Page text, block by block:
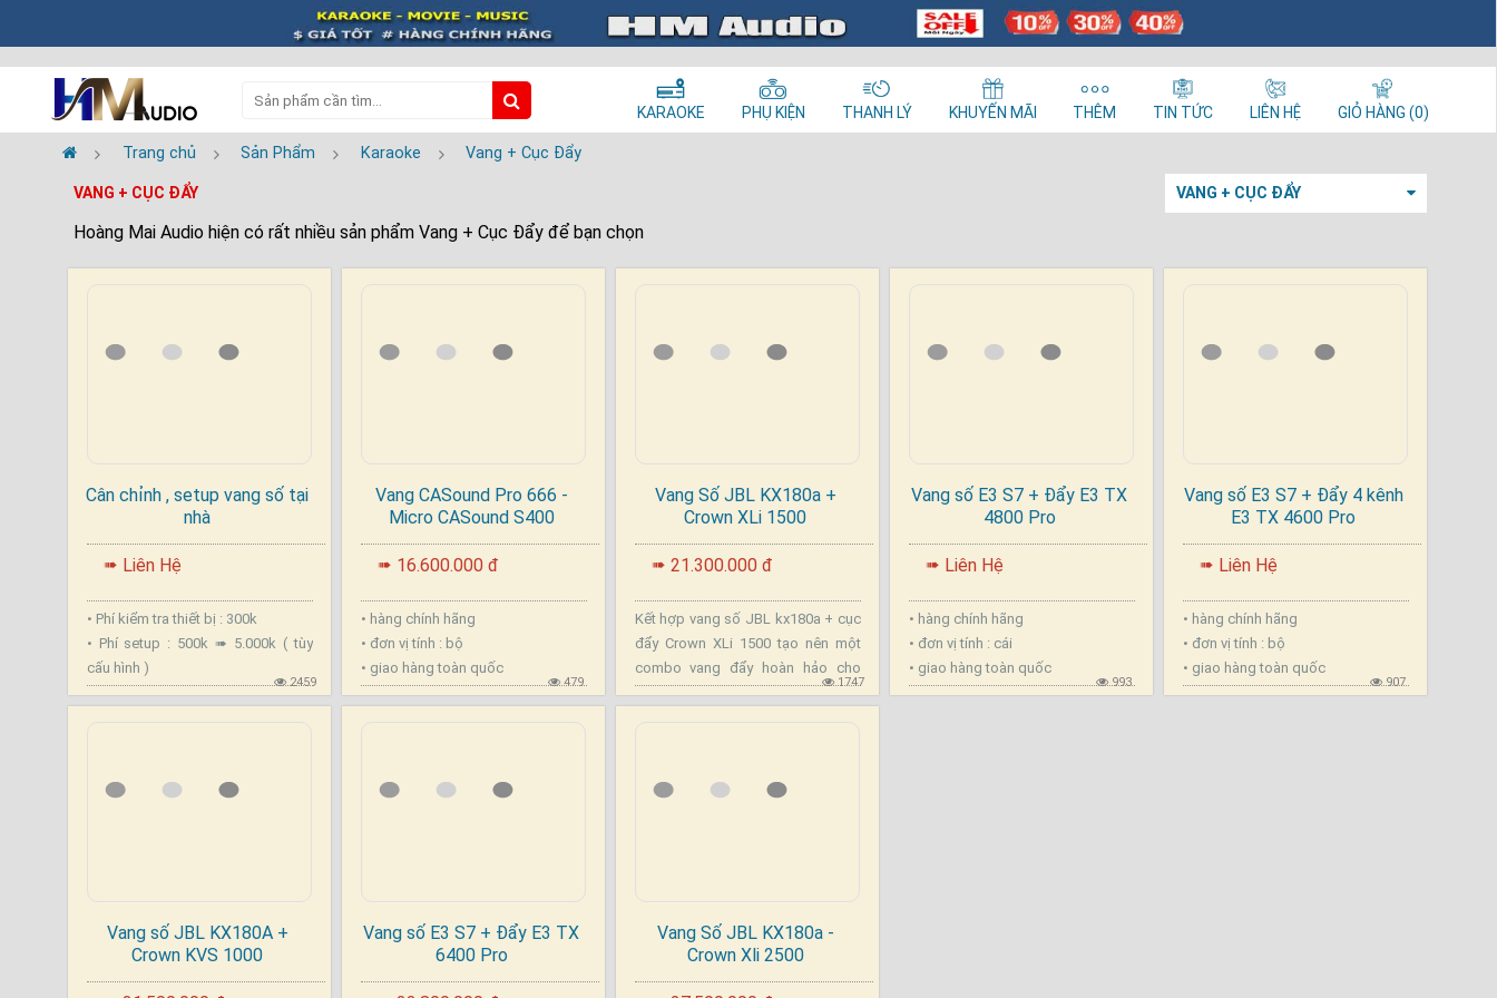
KARAOKE PHỤ KIỆN THANH LÝ KHUYẾN MÃI THÊM TIN TỨC LIÊN HỆ GIỎ HÀNG (0)
Trang chủ Sản Phẩm Karaoke Vang + Cục Đẩy
VANG + CỤC ĐẨY
VANG + CỤC ĐẨY
Hoàng Mai Audio hiện có rất nhiều sản phẩm Vang + Cục Đẩy để bạn chọn
2459
Cân chỉnh , setup vang số tại
nhà
.
➠ Liên Hệ
• Phí kiểm tra thiết bị : 300k
• Phí setup : 500k ➠ 5.000k ( tùy
cấu hình )
479
Vang CASound Pro 666 -
Micro CASound S400
.
➠ 16.600.000 đ
• hàng chính hãng
• đơn vị tính : bộ
• giao hàng toàn quốc
1747
Vang Số JBL KX180a +
Crown XLi 1500
.
➠ 21.300.000 đ
Kết hợp vang số JBL kx180a + cục
đẩy Crown XLi 1500 tạo nên một
combo vang đẩy hoàn hảo cho
dàn karaoke gia đình và phòng giải
993
Vang số E3 S7 + Đẩy E3 TX
4800 Pro
.
➠ Liên Hệ
• hàng chính hãng
• đơn vị tính : cái
• giao hàng toàn quốc
907
Vang số E3 S7 + Đẩy 4 kênh
E3 TX 4600 Pro
.
➠ Liên Hệ
• hàng chính hãng
• đơn vị tính : bộ
• giao hàng toàn quốc
Vang số JBL KX180A +
Crown KVS 1000
.
Vang số E3 S7 + Đẩy E3 TX
6400 Pro
.
Vang Số JBL KX180a -
Crown Xli 2500
.